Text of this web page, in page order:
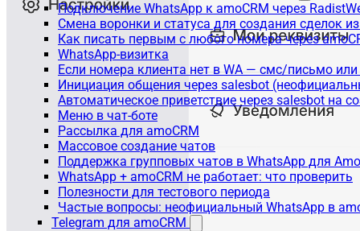
Подключение WhatsApp к amoCRM через
Смена воронки и статуса для создания сделок
Как писать первым с любого номера через
WhatsApp-визитка
Если номера клиента нет в WA — смс/письмо
Инициация общения через salesbot
Автоматическое приветствие через salesbot на
Меню в чат-боте
Рассылка для amoCRM
Массовое создание чатов
Поддержка групповых чатов в WhatsApp для
WhatsApp + amoCRM не работает: что проверить
Полезности для тестового периода
Частые вопросы: неофициальный WhatsApp в
Telegram для amoCRM